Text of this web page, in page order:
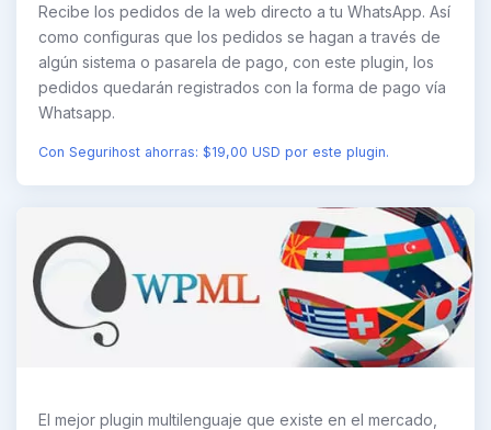
Recibe los pedidos de la web directo a tu WhatsApp. Así
como configuras que los pedidos se hagan a través de
algún sistema o pasarela de pago, con este plugin, los
pedidos quedarán registrados con la forma de pago vía
Whatsapp.
Con Segurihost ahorras: $19,00 USD por este plugin.
El mejor plugin multilenguaje que existe en el mercado,